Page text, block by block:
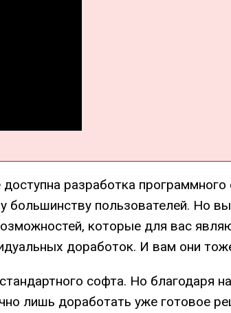
разработка
пользователей. Но
которые для вас
доработок. И вам они
софта. Но благодаря
лишь доработать уже готовое